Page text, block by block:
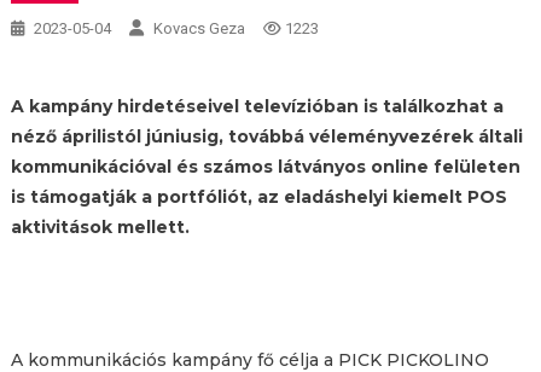
2023-05-04 Kovacs Geza 1223
A kampány hirdetéseivel televízióban is találkozhat a
néző áprilistól júniusig, továbbá véleményvezérek általi
kommunikációval és számos látványos online felületen
is támogatják a portfóliót, az eladáshelyi kiemelt POS
aktivitások mellett.
A kommunikációs kampány fő célja a PICK PICKOLINO